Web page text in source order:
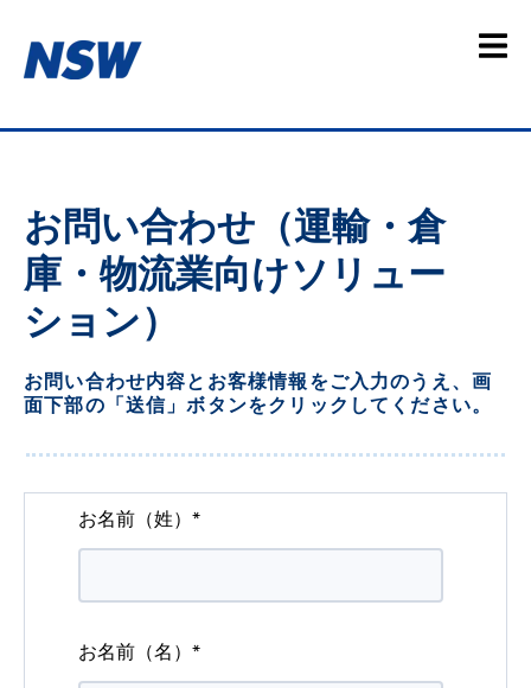
お問い合わせ（運輸・倉
庫・物流業向けソリュー
ション）
お問い合わせ内容とお客様情報をご入力のうえ、画
面下部の「送信」ボタンをクリックしてください。
お名前（姓） *
お名前（名） *